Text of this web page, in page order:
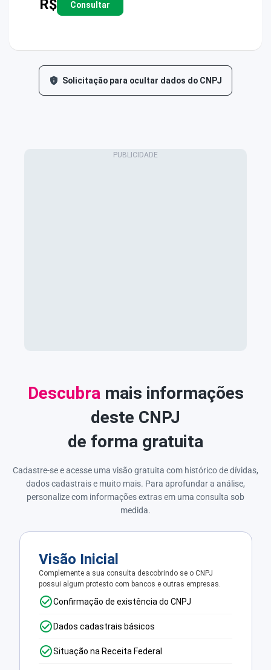
R$ Consultar
Solicitação para ocultar dados do CNPJ
Descubra mais informações
deste CNPJ
de forma gratuita
Cadastre-se e acesse uma visão gratuita com histórico de dívidas,
dados cadastrais e muito mais. Para aprofundar a análise,
personalize com informações extras em uma consulta sob
medida.
Visão Inicial
Complemente a sua consulta descobrindo se o CNPJ
possui algum protesto com bancos e outras empresas.
Confirmação de existência do CNPJ
Dados cadastrais básicos
Situação na Receita Federal